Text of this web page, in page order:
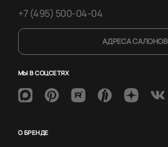
+7 (495) 500-04-04
АДРЕСА САЛОНОВ
МЫ В СОЦСЕТЯХ
О БРЕНДЕ